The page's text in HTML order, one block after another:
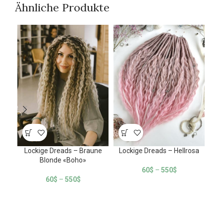
Ähnliche Produkte
Lockige Dreads – Braune
Blonde «Boho»
60$ – 550$
Lockige Dreads – Hellrosa
60$ – 550$